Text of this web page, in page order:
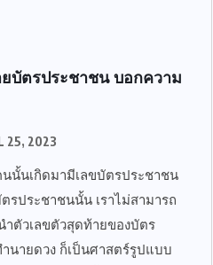
บัตรประชาชน บอกความ
25, 2023
นั้นเกิดมามีเลขบัตรประชาชน
รประชาชนนั้น เราไม่สามารถ
ำตัวเลขตัวสุดท้ายของบัตร
นายดวง ก็เป็นศาสตร์รูปแบบ